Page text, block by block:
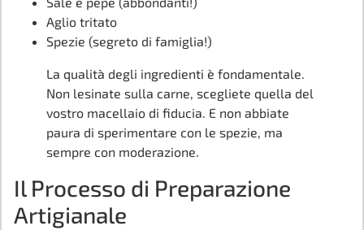
Aglio tritato
Spezie (segreto di famiglia!)
La qualità degli ingredienti è fondamentale.
Non lesinate sulla carne, scegliete quella del
vostro macellaio di fiducia. E non abbiate
paura di sperimentare con le spezie, ma
sempre con moderazione.
Il Processo di Preparazione
Artigianale